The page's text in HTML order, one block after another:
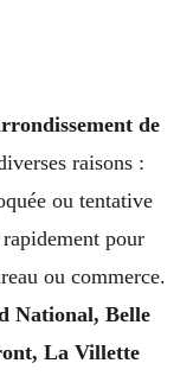
de
raisons :
ou tentative
pour
ou commerce.
National, Belle
La Villette